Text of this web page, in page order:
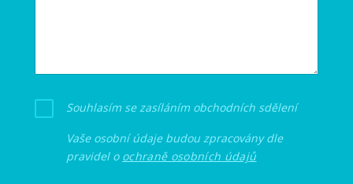
Souhlasím se zasíláním obchodních sdělení
Vaše osobní údaje budou zpracovány dle
pravidel o ochraně osobních údajů